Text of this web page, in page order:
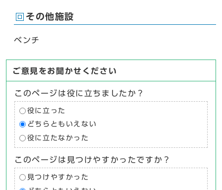
その他施設
ベンチ
ご意見をお聞かせください
このページは役に立ちましたか？
役に立った
どちらともいえない
役に立たなかった
このページは見つけやすかったですか？
見つけやすかった